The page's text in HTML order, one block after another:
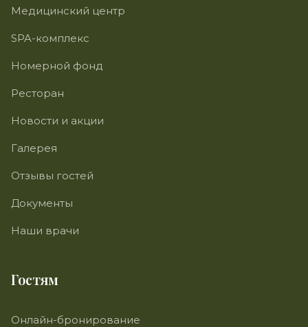
Медицинский центр
SPA-комплекс
Номерной фонд
Ресторан
Новости и акции
Галерея
Отзывы гостей
Документы
Наши врачи
Гостям
Онлайн-бронирование